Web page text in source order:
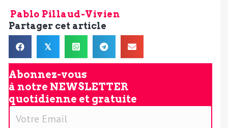
Pablo Pillaud-Vivien
Partager cet article
𝕏
Abonnez-vous
à notre NEWSLETTER
quotidienne et gratuite
V